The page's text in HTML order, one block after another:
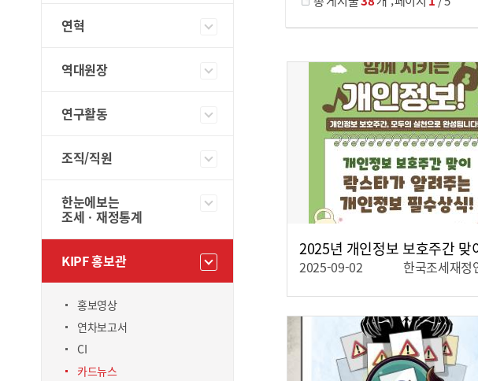
연혁
역대원장
연구활동
조직/직원
한눈에보는
조세ㆍ재정통계
KIPF 홍보관
홍보영상
연차보고서
CI
카드뉴스
2025-09-02 한국조세재정
자세히보기